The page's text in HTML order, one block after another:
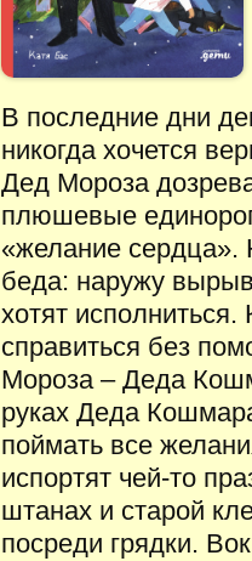
В последние дни
никогда хочется
Дед Мороза
плюшевые
«желание
беда: наружу
хотят
справиться без
Мороза – Деда
руках Деда
поймать все
испортят чей-то
штанах и старой
посреди грядки.